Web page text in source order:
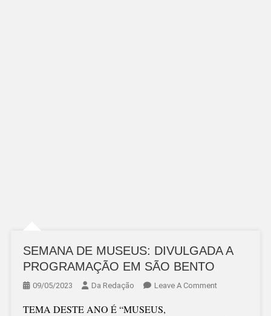
SEMANA DE MUSEUS: DIVULGADA A
PROGRAMAÇÃO EM SÃO BENTO
09/05/2023 Da Redação Leave A CommentOn
TEMA DESTE ANO É “MUSEUS,